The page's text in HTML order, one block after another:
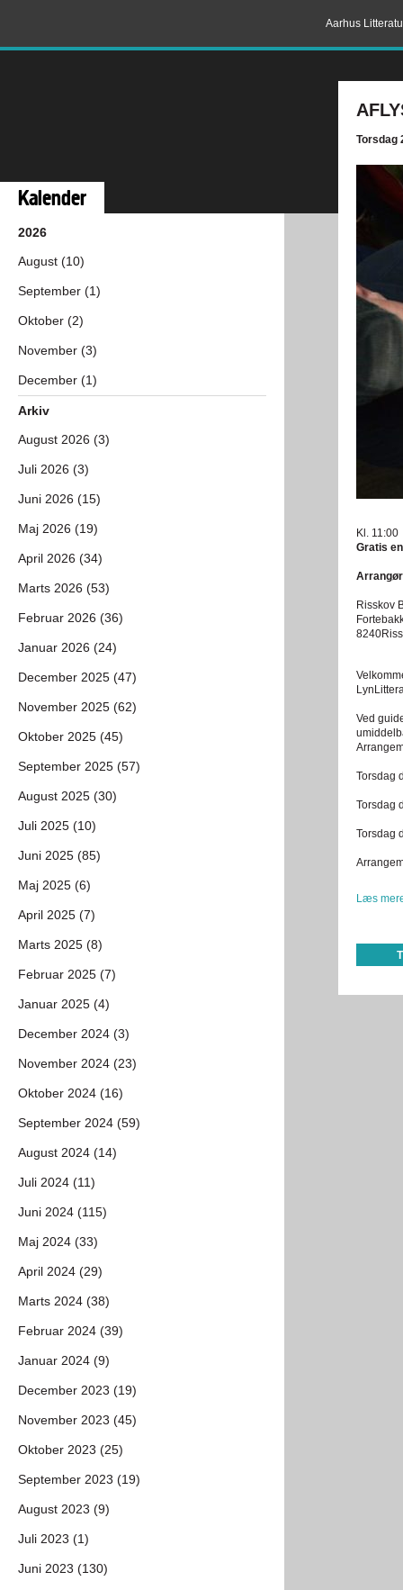
Aarhus
Torsdag
Kl. 11:00
Gratis
Risskov
Ved
Torsdag
Torsdag
Torsdag
Læs
Kalender
2026
August (10)
September (1)
Oktober (2)
November (3)
December (1)
Arkiv
August 2026 (3)
Juli 2026 (3)
Juni 2026 (15)
Maj 2026 (19)
April 2026 (34)
Marts 2026 (53)
Februar 2026 (36)
Januar 2026 (24)
December 2025 (47)
November 2025 (62)
Oktober 2025 (45)
September 2025 (57)
August 2025 (30)
Juli 2025 (10)
Juni 2025 (85)
Maj 2025 (6)
April 2025 (7)
Marts 2025 (8)
Februar 2025 (7)
Januar 2025 (4)
December 2024 (3)
November 2024 (23)
Oktober 2024 (16)
September 2024 (59)
August 2024 (14)
Juli 2024 (11)
Juni 2024 (115)
Maj 2024 (33)
April 2024 (29)
Marts 2024 (38)
Februar 2024 (39)
Januar 2024 (9)
December 2023 (19)
November 2023 (45)
Oktober 2023 (25)
September 2023 (19)
August 2023 (9)
Juli 2023 (1)
Juni 2023 (130)